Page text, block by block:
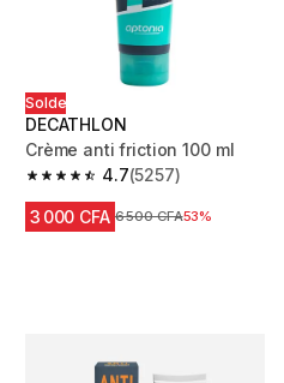
Solde
DECATHLON
Crème anti friction 100 ml
4.7
4.7 out of 5 stars from 5257
(5257)
3 000 CFA Prix avant réduction
6 500 CFA53%